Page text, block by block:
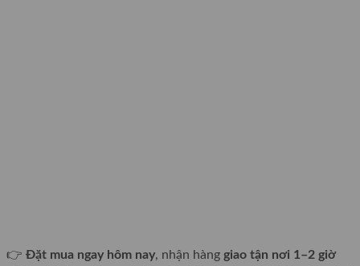
👉 Đặt mua ngay hôm nay, nhận hàng giao tận nơi 1–2 giờ